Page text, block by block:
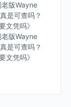
版Wayne
是可查吗？
文凭吗》
版Wayne
是可查吗？
文凭吗》